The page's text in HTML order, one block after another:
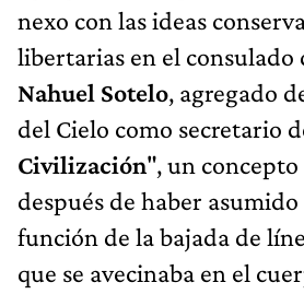
nexo con las ideas
libertarias en el
Nahuel Sotelo, agregado
del Cielo como secretario
Civilización", un
después de haber
función de la bajada de
que se avecinaba en el